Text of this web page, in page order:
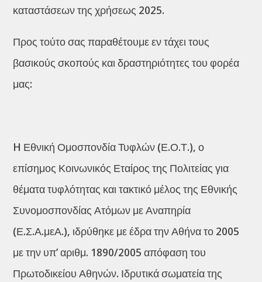
καταστάσεων της χρήσεως 2025.
Προς τούτο σας παραθέτουμε εν τάχει τους
βασικούς σκοπούς και δραστηριότητες του φορέα
μας:
H Εθνική Ομοσπονδία Τυφλών (Ε.Ο.Τ.), ο
επίσημος Κοινωνικός Εταίρος της Πολιτείας για
θέματα τυφλότητας και τακτικό μέλος της Εθνικής
Συνομοσπονδίας Ατόμων με Αναπηρία
(Ε.Σ.Α.μεΑ.), ιδρύθηκε με έδρα την Αθήνα το 2005
με την υπ’ αριθμ. 1890/2005 απόφαση του
Πρωτοδικείου Αθηνών. Ιδρυτικά σωματεία της